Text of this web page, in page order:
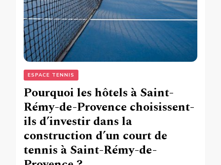
ESPACE TENNIS
Pourquoi les hôtels à Saint-
Rémy-de-Provence choisissent-
ils d’investir dans la
construction d’un court de
tennis à Saint-Rémy-de-